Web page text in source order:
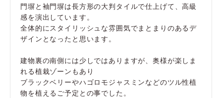
門塀と袖門塀は長方形の大判タイルで仕上げて、高級
感を演出しています。
全体的にスタイリッシュな雰囲気でまとまりのあるデ
ザインとなったと思います。
建物裏の南側には少しではありますが、奥様が楽しま
れる植栽ゾーンもあり
ブラックベリーやハゴロモジャスミンなどのツル性植
物を植えるご予定との事でした。